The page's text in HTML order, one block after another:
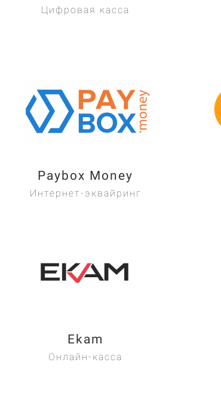
Цифровая касса
Paybox Money
Интернет-эквайринг
Ekam
Онлайн-касса